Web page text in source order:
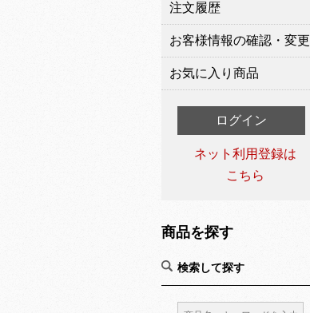
注文履歴
お客様情報の確認・変更
お気に入り商品
ログイン
ネット利用登録は
こちら
商品を探す
検索して探す